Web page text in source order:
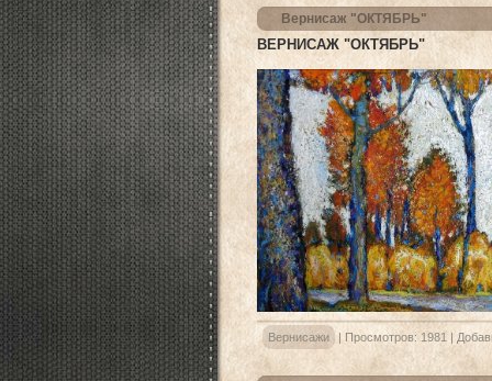
Вернисаж "ОКТЯБРЬ"
ВЕРНИСАЖ "ОКТЯБРЬ"
Вернисажи | Просмотров: 1981 |